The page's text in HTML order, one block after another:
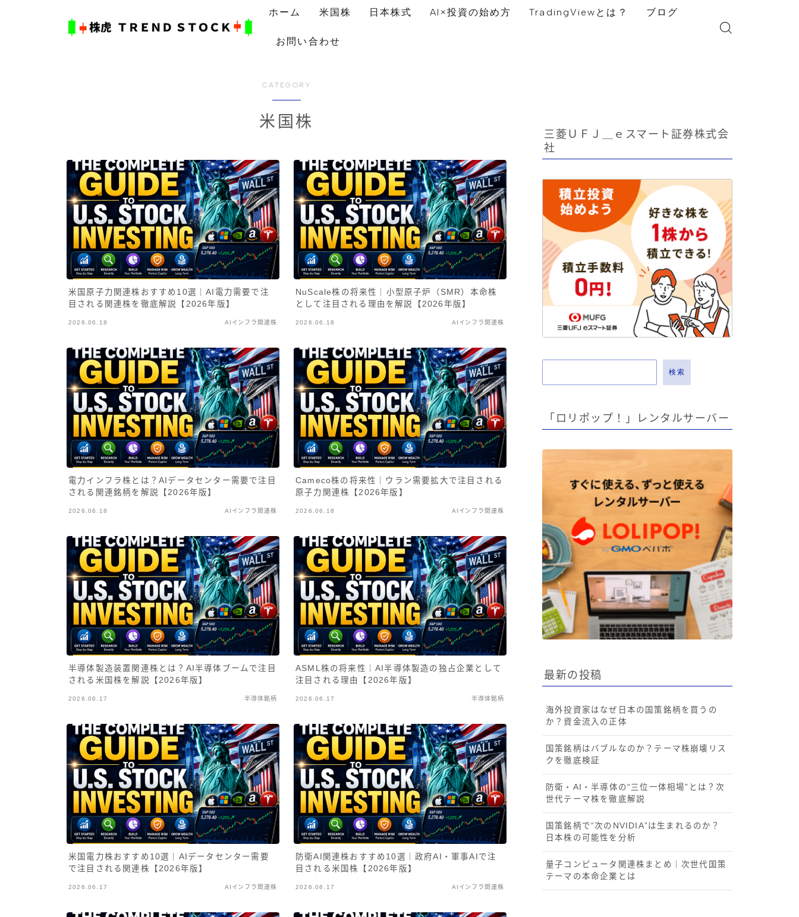
ホーム 米国株 日本株式 AI×投資の始め方 TradingViewとは？ ブログ
お問い合わせ
CATEGORY
米国株
米国原子力関連株おすすめ10選｜AI電力需要で注
目される関連株を徹底解説【2026年版】
2026.06.18 AIインフラ関連株
NuScale株の将来性｜小型原子炉（SMR）本命株
として注目される理由を解説【2026年版】
2026.06.18 AIインフラ関連株
電力インフラ株とは？AIデータセンター需要で注目
される関連銘柄を解説【2026年版】
2026.06.18 AIインフラ関連株
Cameco株の将来性｜ウラン需要拡大で注目される
原子力関連株【2026年版】
2026.06.18 AIインフラ関連株
半導体製造装置関連株とは？AI半導体ブームで注目
される米国株を解説【2026年版】
2026.06.17 半導体銘柄
ASML株の将来性｜AI半導体製造の独占企業として
注目される理由【2026年版】
2026.06.17 半導体銘柄
米国電力株おすすめ10選｜AIデータセンター需要
で注目される関連株【2026年版】
2026.06.17 AIインフラ関連株
防衛AI関連株おすすめ10選｜政府AI・軍事AIで注
目される米国株【2026年版】
2026.06.17 AIインフラ関連株
三菱ＵＦＪ＿ｅスマート証券株式会
社
検索
「ロリポップ！」レンタルサーバー
最新の投稿
海外投資家はなぜ日本の国策銘柄を買うの
か？資金流入の正体
国策銘柄はバブルなのか？テーマ株崩壊リス
クを徹底検証
防衛・AI・半導体の“三位一体相場”とは？次
世代テーマ株を徹底解説
国策銘柄で“次のNVIDIA”は生まれるのか？
日本株の可能性を分析
量子コンピュータ関連株まとめ｜次世代国策
テーマの本命企業とは